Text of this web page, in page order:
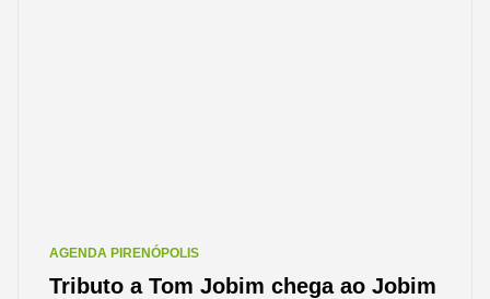
AGENDA PIRENÓPOLIS
Tributo a Tom Jobim chega ao Jobim